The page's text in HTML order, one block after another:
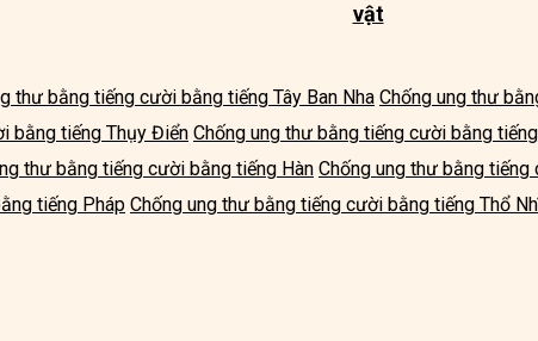
vật
thư bằng tiếng cười bằng tiếng Tây Ban Nha Chống ung thư
bằng tiếng Thụy Điển Chống ung thư bằng tiếng cười bằng
thư bằng tiếng cười bằng tiếng Hàn Chống ung thư bằng tiếng
tiếng Pháp Chống ung thư bằng tiếng cười bằng tiếng Thổ